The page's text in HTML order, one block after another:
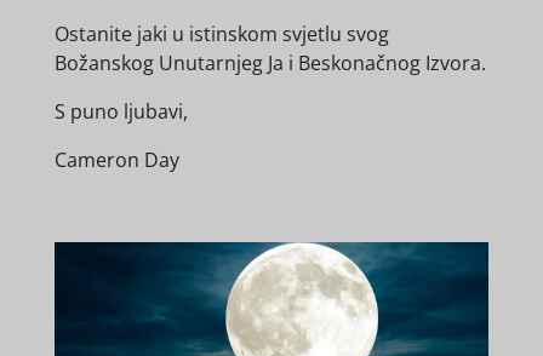
Ostanite jaki u istinskom svjetlu svog
Božanskog Unutarnjeg Ja i Beskonačnog Izvora.
S puno ljubavi,
Cameron Day